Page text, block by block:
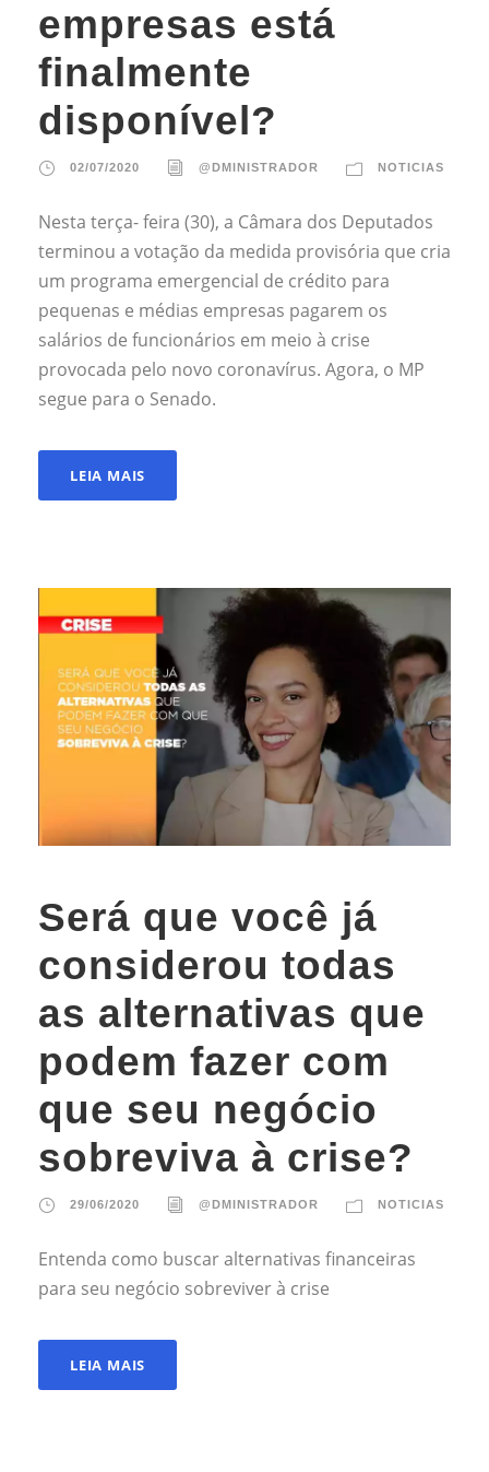
empresas está
finalmente
disponível?
02/07/2020 @DMINISTRADOR NOTICIAS
Nesta terça- feira (30), a Câmara dos Deputados
terminou a votação da medida provisória que cria
um programa emergencial de crédito para
pequenas e médias empresas pagarem os
salários de funcionários em meio à crise
provocada pelo novo coronavírus. Agora, o MP
segue para o Senado.
LEIA MAIS
Será que você já
considerou todas
as alternativas que
podem fazer com
que seu negócio
sobreviva à crise?
29/06/2020 @DMINISTRADOR NOTICIAS
Entenda como buscar alternativas financeiras
para seu negócio sobreviver à crise
LEIA MAIS